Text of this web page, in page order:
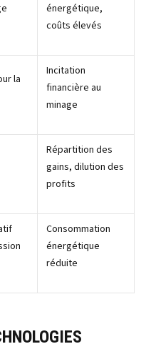
énergétique,
coûts élevés
la
Incitation
financière au
minage
Répartition des
gains, dilution des
profits
Consommation
énergétique
réduite